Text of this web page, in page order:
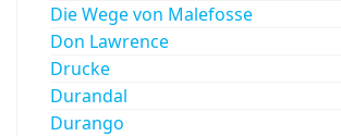
Die Wege von Malefosse
Don Lawrence
Drucke
Durandal
Durango